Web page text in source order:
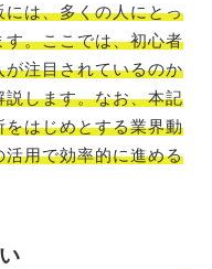
は、多くの人にとっ
。ここでは、初心者
注目されているのか
します。なお、本記
はじめとする業界動
用で効率的に進める